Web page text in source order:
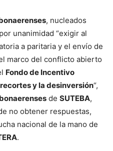
, nucleados
unanimidad “exigir al
a paritaria y el envío de
marco del conflicto abierto
Fondo de Incentivo
recortes y la desinversión“,
de SUTEBA,
no obtener respuestas,
nacional de la mano de
.